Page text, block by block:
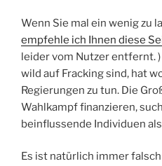
Wenn Sie mal ein wenig zu
empfehle ich Ihnen diese
leider vom Nutzer entfernt.
wild auf Fracking sind, hat
Regierungen zu tun. Die
Wahlkampf finanzieren,
beinflussende Individuen
Es ist natürlich immer